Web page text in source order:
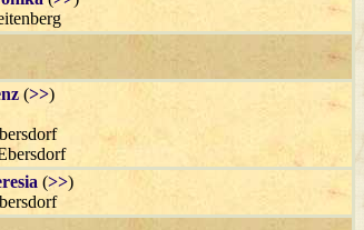
(>>)
(>>)